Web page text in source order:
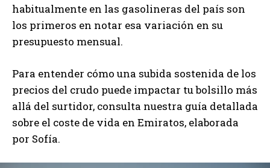
habitualmente en las gasolineras del país son
los primeros en notar esa variación en su
presupuesto mensual.
Para entender cómo una subida sostenida de los
precios del crudo puede impactar tu bolsillo más
allá del surtidor, consulta nuestra guía detallada
sobre el coste de vida en Emiratos, elaborada
por Sofía.